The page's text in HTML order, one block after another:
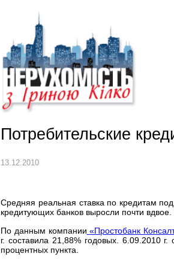
Потребительские
13.12.2010
Средняя реальная ставка по кредитам
кредитующих банков выросли почти вдвое.
По данным компании «Простобанк
г. составила 21,88% годовых. 6.09.2010
процентных пункта.